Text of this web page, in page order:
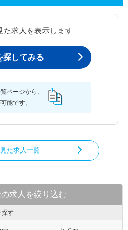
た求人を表示します
探してみる
ページから、
能です。
た求人一覧
求人を絞り込む
探す